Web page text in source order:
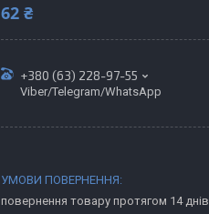
62 ₴
+380 (63) 228-97-55
Viber/Telegram/WhatsApp
повернення товару протягом 14 днів